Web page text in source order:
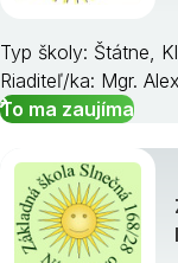
Typ školy: Štátne,
Riaditeľ/ka: Mgr.
To ma zaujíma